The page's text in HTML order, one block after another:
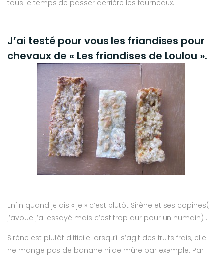
tous le temps de passer derrière les fourneaux.
J’ai testé pour vous les friandises pour
chevaux de « Les friandises de Loulou ».
Enfin quand je dis « je » c’est plutôt Sirène et ses copines(
j’avoue j’ai essayé mais c’est trop dur pour un humain) .
Sirène est plutôt difficile lorsqu’il s’agit des fruits frais, elle
ne mange pas de banane ni de mûre par exemple. Par